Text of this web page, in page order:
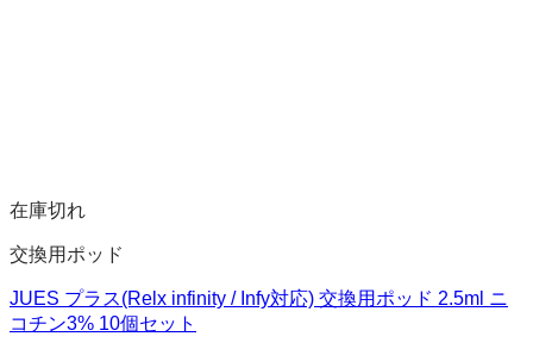
在庫切れ
交換用ポッド
JUES プラス(Relx infinity / Infy対応) 交換用ポッド 2.5ml ニ
コチン3% 10個セット